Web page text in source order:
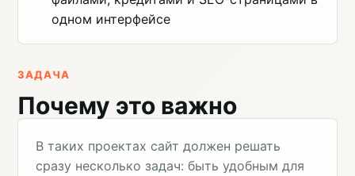
одном интерфейсе
ЗАДАЧА
Почему это важно
В таких проектах сайт должен решать
сразу несколько задач: быть удобным для